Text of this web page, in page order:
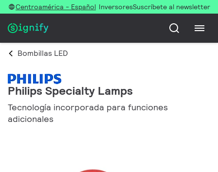
Centroamérica - Español InversoresSuscríbete al newsletter
Bombillas LED
Philips Specialty Lamps
Tecnología incorporada para funciones
adicionales